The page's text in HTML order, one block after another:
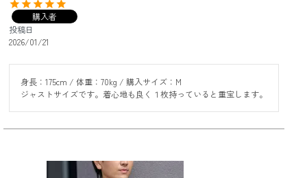
購入者
投稿日
2026/01/21
身長：175cm / 体重：70kg / 購入サイズ：M
ジャストサイズです。着心地も良く１枚持っていると重宝します。